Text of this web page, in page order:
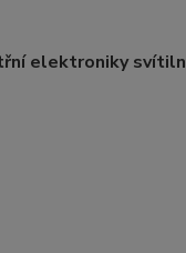
elektroniky